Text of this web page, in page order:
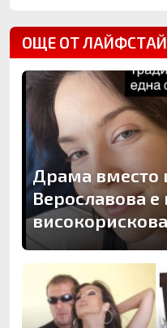
ОЩЕ ОТ
Драма вместо
Верославова е